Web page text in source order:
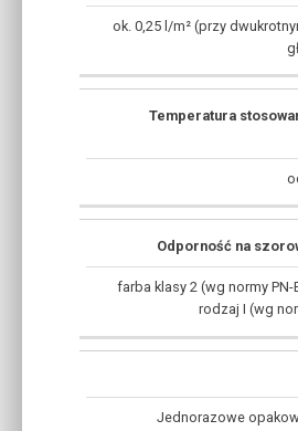
ok. 0,25 l/m² (przy
Temperatura
Odporność na
farba klasy 2 (wg normy PN-
rodzaj I (wg
Jednorazowe